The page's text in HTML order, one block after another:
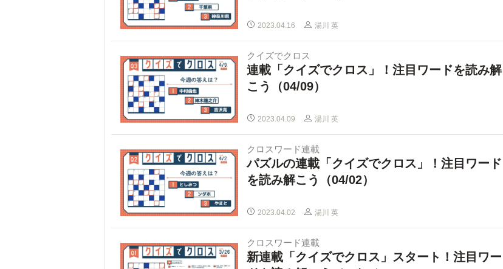
2023.04.16 湯川 英
クイズでクロス
連載「クイズでクロス」！注目ワードを読み解
こう（04/09）
2023.04.09 湯川 英
クロスワード連載
パズルの連載「クイズでクロス」！注目ワード
を読み解こう（04/02）
2023.04.02 湯川 英
クロスワード連載
新連載「クイズでクロス」スタート！注目ワー